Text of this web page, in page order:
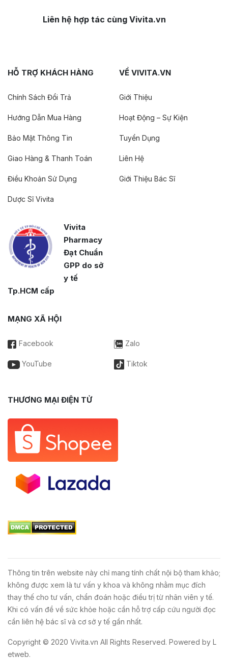
Liên hệ hợp tác cùng Vivita.vn
HỖ TRỢ KHÁCH HÀNG
Chính Sách Đổi Trả
Hướng Dẫn Mua Hàng
Bảo Mật Thông Tin
Giao Hàng & Thanh Toán
Điều Khoản Sử Dụng
Dược Sĩ Vivita
Vivita
Pharmacy
Đạt Chuẩn
GPP do sở
y tế
Tp.HCM cấp
VỀ VIVITA.VN
Giới Thiệu
Hoạt Động – Sự Kiện
Tuyển Dụng
Liên Hệ
Giới Thiệu Bác Sĩ
MẠNG XÃ HỘI
Facebook Zalo
YouTube Tiktok
THƯƠNG MẠI ĐIỆN TỬ
Thông tin trên website này chỉ mang tính chất nội bộ tham khảo;
không được xem là tư vấn y khoa và không nhằm mục đích
thay thế cho tư vấn, chẩn đoán hoặc điều trị từ nhân viên y tế.
Khi có vấn đề về sức khỏe hoặc cần hỗ trợ cấp cứu người đọc
cần liên hệ bác sĩ và cơ sở y tế gần nhất.
Copyright © 2020 Vivita.vn All Rights Reserved. Powered by L
etweb.